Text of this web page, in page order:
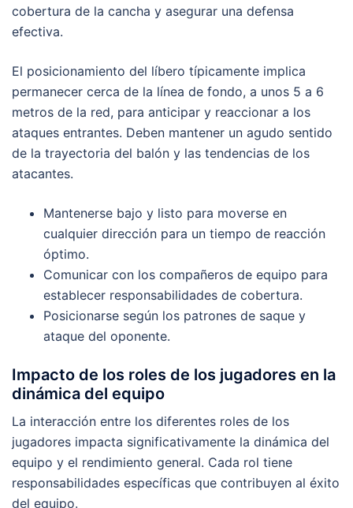
cobertura de la cancha y asegurar una defensa
efectiva.
El posicionamiento del líbero típicamente implica
permanecer cerca de la línea de fondo, a unos 5 a 6
metros de la red, para anticipar y reaccionar a los
ataques entrantes. Deben mantener un agudo sentido
de la trayectoria del balón y las tendencias de los
atacantes.
Mantenerse bajo y listo para moverse en
cualquier dirección para un tiempo de reacción
óptimo.
Comunicar con los compañeros de equipo para
establecer responsabilidades de cobertura.
Posicionarse según los patrones de saque y
ataque del oponente.
Impacto de los roles de los jugadores en la
dinámica del equipo
La interacción entre los diferentes roles de los
jugadores impacta significativamente la dinámica del
equipo y el rendimiento general. Cada rol tiene
responsabilidades específicas que contribuyen al éxito
del equipo.